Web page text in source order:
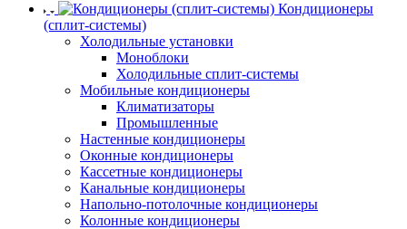
Кондиционеры
(сплит-системы)
Холодильные установки
Моноблоки
Холодильные сплит-системы
Мобильные кондиционеры
Климатизаторы
Промышленные
Настенные кондиционеры
Оконные кондиционеры
Кассетные кондиционеры
Канальные кондиционеры
Напольно-потолочные кондиционеры
Колонные кондиционеры